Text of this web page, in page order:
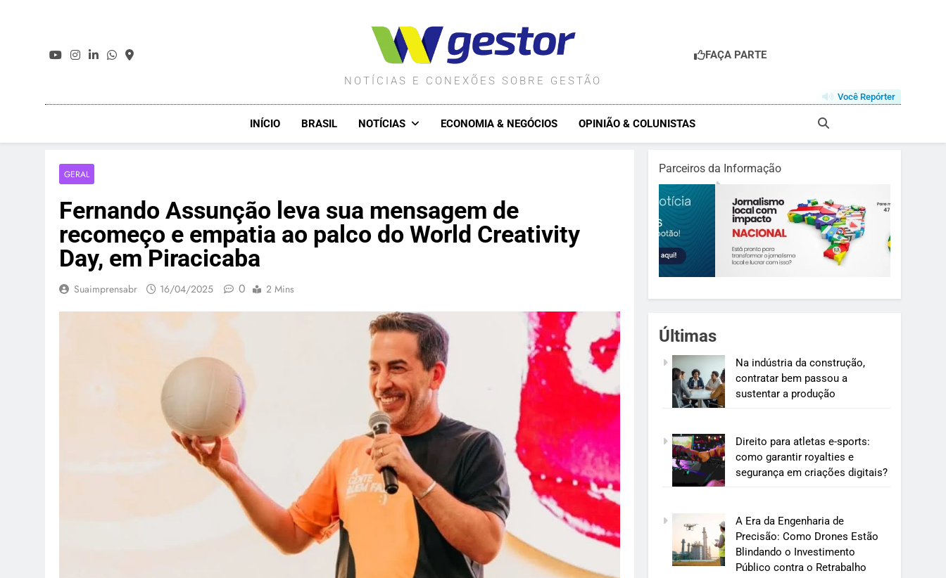
WGESTOR.COM.BR
NOTÍCIAS E CONEXÕES SOBRE GESTÃO
FAÇA PARTE
Você Repórter
INÍCIO BRASIL NOTÍCIAS ECONOMIA & NEGÓCIOS OPINIÃO & COLUNISTAS
GERAL
Fernando Assunção leva sua mensagem de
recomeço e empatia ao palco do World Creativity
Day, em Piracicaba
Suaimprensabr 16/04/2025 0 2 Mins
Parceiros da Informação
Últimas
Na indústria da construção,
contratar bem passou a
sustentar a produção
Direito para atletas e-sports:
como garantir royalties e
segurança em criações digitais?
A Era da Engenharia de
Precisão: Como Drones Estão
Blindando o Investimento
Público contra o Retrabalho